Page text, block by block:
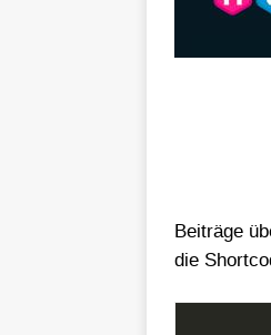
Beiträge
die